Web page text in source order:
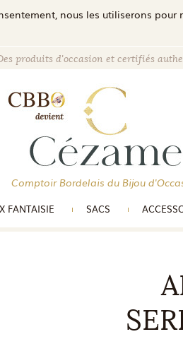
nous les utiliserons
produits d'occasion et certifiés
Comptoir Bordelais du Bijou
FANTAISIE SACS